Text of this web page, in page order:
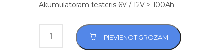
Akumulatoram testeris 6V / 12V > 100Ah
PIEVIENOT GROZAM